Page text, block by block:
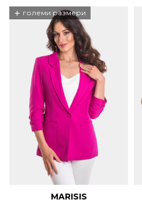
+ големи размери
MARISIS